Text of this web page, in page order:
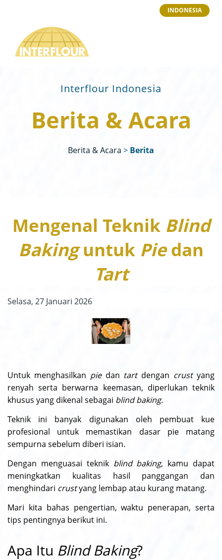
INDONESIA
Interflour Indonesia
Berita & Acara
Berita & Acara > Berita
Mengenal Teknik Blind
Bakinguntuk Piedan
Tart
Selasa, 27 Januari 2026
Untuk menghasilkan pie dan tartdengan crustyang
renyah serta berwarna keemasan, diperlukan teknik
khusus yang dikenal sebagai blind baking.
Teknik ini banyak digunakan oleh pembuat kue
profesional untuk memastikan dasar pie matang
sempurna sebelum diberi isian.
Dengan menguasai teknik blind baking, kamu dapat
meningkatkan kualitas hasil panggangan dan
menghindari crustyang lembap atau kurang matang.
Mari kita bahas pengertian, waktu penerapan, serta
tips pentingnya berikut ini.
Apa Itu Blind Baking?